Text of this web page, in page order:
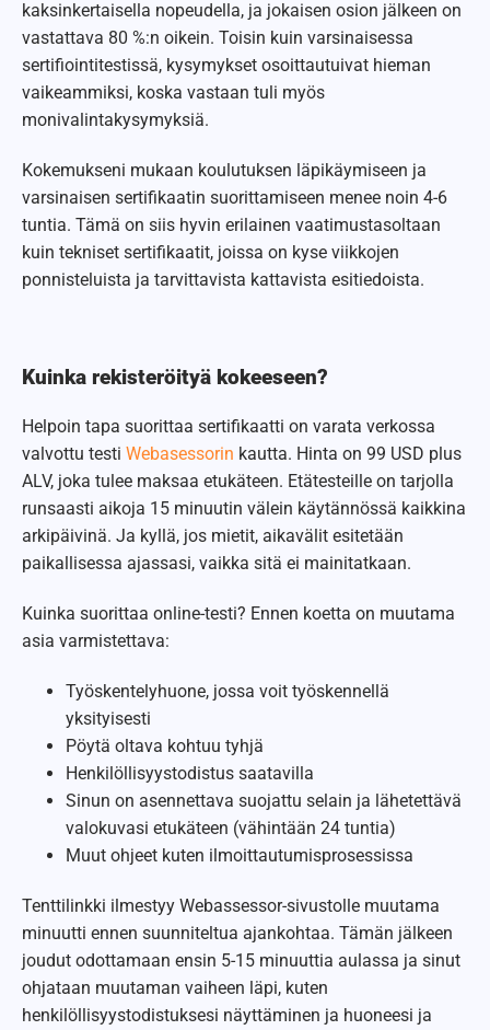
kaksinkertaisella nopeudella, ja jokaisen osion jälkeen on
vastattava 80 %:n oikein. Toisin kuin varsinaisessa
sertifiointitestissä, kysymykset osoittautuivat hieman
vaikeammiksi, koska vastaan tuli myös
monivalintakysymyksiä.
Kokemukseni mukaan koulutuksen läpikäymiseen ja
varsinaisen sertifikaatin suorittamiseen menee noin 4-6
tuntia. Tämä on siis hyvin erilainen vaatimustasoltaan
kuin tekniset sertifikaatit, joissa on kyse viikkojen
ponnisteluista ja tarvittavista kattavista esitiedoista.
Kuinka rekisteröityä kokeeseen?
Helpoin tapa suorittaa sertifikaatti on varata verkossa
valvottu testi Webasessorin kautta. Hinta on 99 USD plus
ALV, joka tulee maksaa etukäteen. Etätesteille on tarjolla
runsaasti aikoja 15 minuutin välein käytännössä kaikkina
arkipäivinä. Ja kyllä, jos mietit, aikavälit esitetään
paikallisessa ajassasi, vaikka sitä ei mainitatkaan.
Kuinka suorittaa online-testi? Ennen koetta on muutama
asia varmistettava:
Työskentelyhuone, jossa voit työskennellä
yksityisesti
Pöytä oltava kohtuu tyhjä
Henkilöllisyystodistus saatavilla
Sinun on asennettava suojattu selain ja lähetettävä
valokuvasi etukäteen (vähintään 24 tuntia)
Muut ohjeet kuten ilmoittautumisprosessissa
Tenttilinkki ilmestyy Webassessor-sivustolle muutama
minuutti ennen suunniteltua ajankohtaa. Tämän jälkeen
joudut odottamaan ensin 5-15 minuuttia aulassa ja sinut
ohjataan muutaman vaiheen läpi, kuten
henkilöllisyystodistuksesi näyttäminen ja huoneesi ja